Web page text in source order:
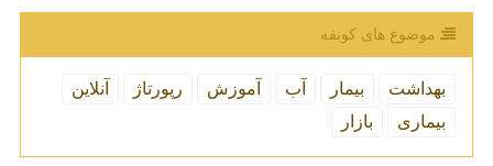
موضوع های كونفه
بهداشت بیمار آب آموزش رپورتاژ
آنلاین
بیماری
بازار